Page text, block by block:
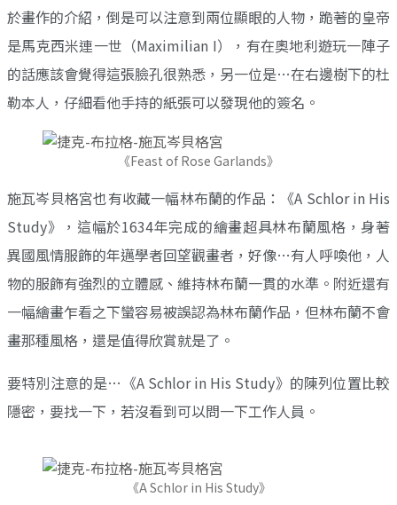
於畫作的介紹，倒是可以注意到兩位顯眼的人物，跪著的皇帝
是馬克西米連一世（Maximilian I），有在奧地利遊玩一陣子
的話應該會覺得這張臉孔很熟悉，另一位是…在右邊樹下的杜
勒本人，仔細看他手持的紙張可以發現他的簽名。
《Feast of Rose Garlands》
施瓦岑貝格宮也有收藏一幅林布蘭的作品：《A Schlor in His
Study》，這幅於1634年完成的繪畫超具林布蘭風格，身著
異國風情服飾的年邁學者回望觀畫者，好像…有人呼喚他，人
物的服飾有強烈的立體感、維持林布蘭一貫的水準。附近還有
一幅繪畫乍看之下蠻容易被誤認為林布蘭作品，但林布蘭不會
畫那種風格，還是值得欣賞就是了。
要特別注意的是…《A Schlor in His Study》的陳列位置比較
隱密，要找一下，若沒看到可以問一下工作人員。
《A Schlor in His Study》